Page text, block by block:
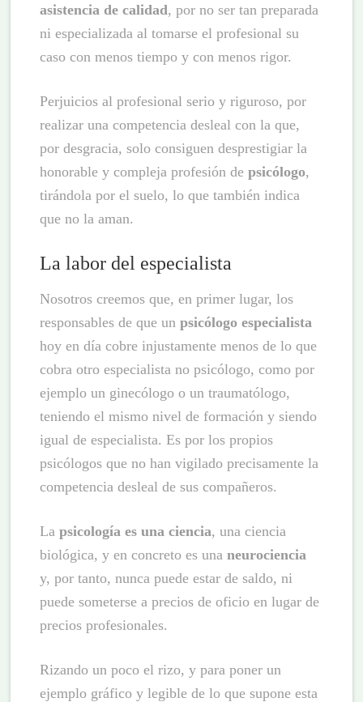
asistencia de calidad, por no ser tan preparada
ni especializada al tomarse el profesional su
caso con menos tiempo y con menos rigor.
Perjuicios al profesional serio y riguroso, por
realizar una competencia desleal con la que,
por desgracia, solo consiguen desprestigiar la
honorable y compleja profesión depsicólogo,
tirándola por el suelo, lo que también indica
que no la aman.
La labor del especialista
Nosotros creemos que, en primer lugar, los
responsables de que unpsicólogo especialista
hoy en día cobre injustamente menos de lo que
cobra otro especialista no psicólogo, como por
ejemplo un ginecólogo o un traumatólogo,
teniendo el mismo nivel de formación y siendo
igual de especialista. Es por los propios
psicólogos que no han vigilado precisamente la
competencia desleal de sus compañeros.
Lapsicología es una ciencia, una ciencia
biológica, y en concreto es unaneurociencia
y, por tanto, nunca puede estar de saldo, ni
puede someterse a precios de oficio en lugar de
precios profesionales.
Rizando un poco el rizo, y para poner un
ejemplo gráfico y legible de lo que supone esta